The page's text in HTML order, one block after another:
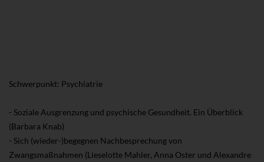
Schwerpunkt: Psychiatrie
- Soziale Ausgrenzung und psychische Gesundheit. Ein Überblick
(Barbara Knab)
- Sich (wieder-)begegnen Nachbesprechung von
Zwangsmaßnahmen (Lieselotte Mahler, Anna Oster und Alexandre